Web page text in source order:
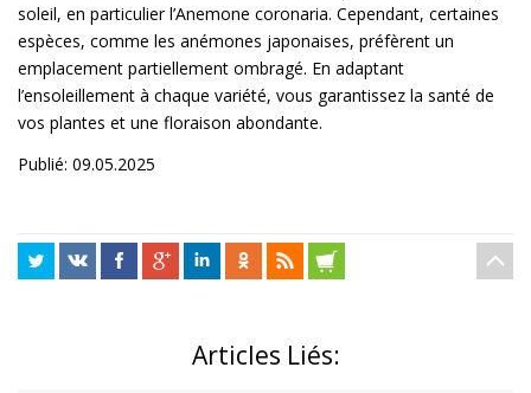
soleil, en particulier l’Anemone coronaria. Cependant, certaines
espèces, comme les anémones japonaises, préfèrent un
emplacement partiellement ombragé. En adaptant
l’ensoleillement à chaque variété, vous garantissez la santé de
vos plantes et une floraison abondante.
Publié: 09.05.2025
Articles Liés: